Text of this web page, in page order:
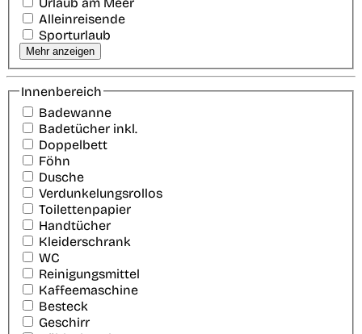
Alleinreisende
Sporturlaub
Mehr anzeigen
Innenbereich
Badewanne
Badetücher inkl.
Doppelbett
Föhn
Dusche
Verdunkelungsrollos
Toilettenpapier
Handtücher
Kleiderschrank
WC
Reinigungsmittel
Kaffeemaschine
Besteck
Geschirr